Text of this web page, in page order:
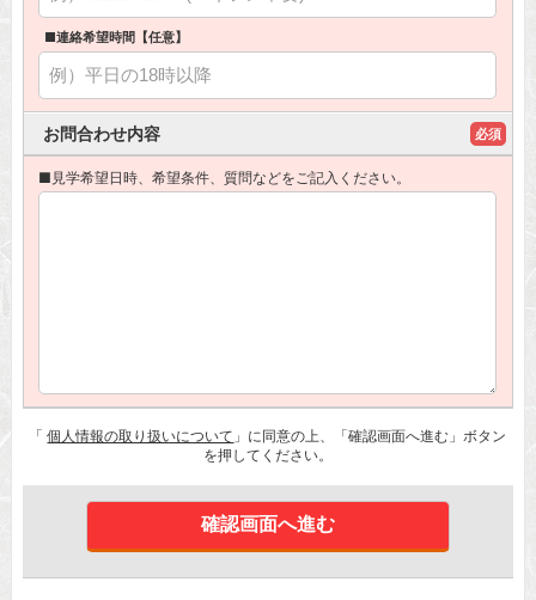
■連絡希望時間【任意】
お問合わせ内容 必須
■見学希望日時、希望条件、質問などをご記入ください。
「個人情報の取り扱いについて 」に同意の上、「確認画面へ進む」ボタン
を押してください。